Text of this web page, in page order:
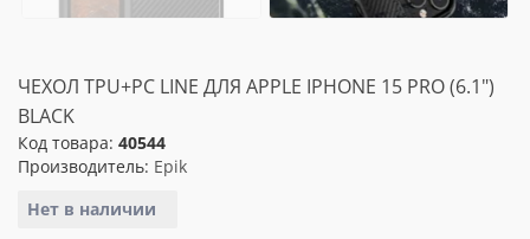
ЧЕХОЛ TPU+PC LINE ДЛЯ APPLE IPHONE 15 PRO (6.1")
BLACK
Код товара: 40544
Производитель: Epik
Нет в наличии